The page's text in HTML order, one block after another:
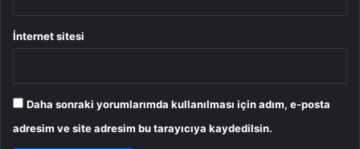
İnternet sitesi
Daha sonraki yorumlarımda kullanılması için adım, e-posta
adresim ve site adresim bu tarayıcıya kaydedilsin.